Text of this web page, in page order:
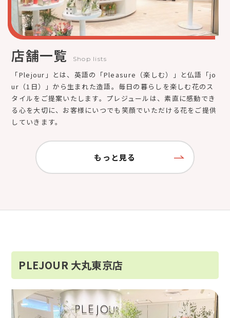
店舗一覧 Shop lists
「Plejour」とは、英語の「Pleasure（楽しむ）」と仏語「jo
ur（1日）」から生まれた造語。毎日の暮らしを楽しむ花のス
タイルをご提案いたします。プレジュールは、素直に感動でき
る心を大切に、お客様にいつでも笑顔でいただける花をご提供
していきます。
もっと見る
PLEJOUR 大丸東京店